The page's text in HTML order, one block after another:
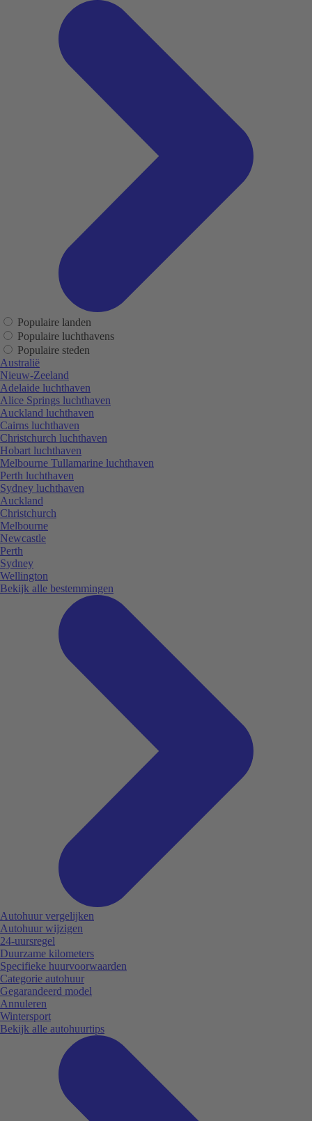
Populaire landen
Populaire luchthavens
Populaire steden
Australië
Nieuw-Zeeland
Adelaide luchthaven
Alice Springs luchthaven
Auckland luchthaven
Cairns luchthaven
Christchurch luchthaven
Hobart luchthaven
Melbourne Tullamarine luchthaven
Perth luchthaven
Sydney luchthaven
Auckland
Christchurch
Melbourne
Newcastle
Perth
Sydney
Wellington
Bekijk alle bestemmingen
Autohuur vergelijken
Autohuur wijzigen
24-uursregel
Duurzame kilometers
Specifieke huurvoorwaarden
Categorie autohuur
Gegarandeerd model
Annuleren
Wintersport
Bekijk alle autohuurtips